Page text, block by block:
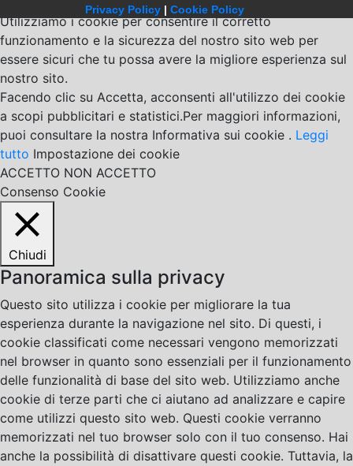
Privacy Policy | Cookie Policy
Utilizziamo i cookie per consentire il corretto
funzionamento e la sicurezza del nostro sito web per
essere sicuri che tu possa avere la migliore esperienza sul
nostro sito.
Facendo clic su Accetta, acconsenti all'utilizzo dei cookie
a scopi pubblicitari e statistici.Per maggiori informazioni,
puoi consultare la nostra Informativa sui cookie . Leggi
tutto Impostazione dei cookie
ACCETTO NON ACCETTO
Consenso Cookie
Chiudi
Panoramica sulla privacy
Questo sito utilizza i cookie per migliorare la tua
esperienza durante la navigazione nel sito. Di questi, i
cookie classificati come necessari vengono memorizzati
nel browser in quanto sono essenziali per il funzionamento
delle funzionalità di base del sito web. Utilizziamo anche
cookie di terze parti che ci aiutano ad analizzare e capire
come utilizzi questo sito web. Questi cookie verranno
memorizzati nel tuo browser solo con il tuo consenso. Hai
anche la possibilità di disattivare questi cookie. Tuttavia, la